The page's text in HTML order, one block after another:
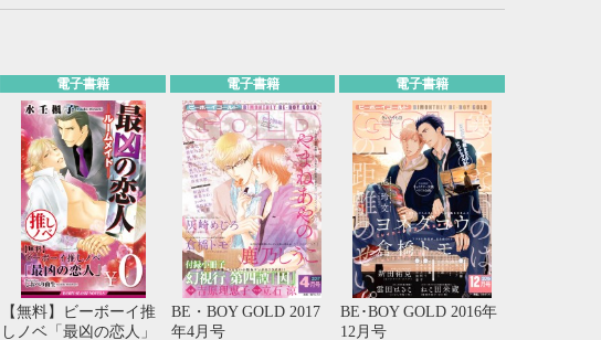
電子書籍
【無料】ビーボーイ推
しノベ「最凶の恋人」
電子書籍
BE・BOY GOLD 2017
年4月号
電子書籍
BE･BOY GOLD 2016年
12月号
10月
MON TUE WED THU FRI SAT
2
3
5 6 7 8 9
10
12 13 14 15 16
17
19 20 21 22 23
24
26 27 28 29 30 31